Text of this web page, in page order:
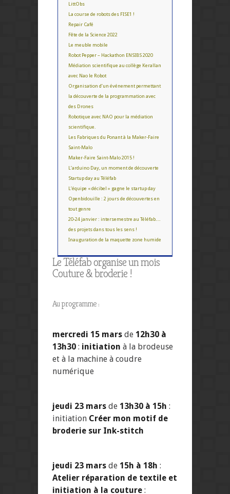
LittObs
La course de robots des FISE1 !
Repair Café
Fête de la Science 2022
Le meuble mobile
Robot Pepper – Hackathon ENSIBS 2020
Médiation scientifique au collège Kerallan
avec Nao le Robot
Organisation d’un événement permettant
la découverte de la programmation avec
des Drones
Robotique avec NAO pour la médiation
scientifique.
Les Fabriques du Ponant à la Maker-Faire
Saint-Malo
Maker-Faire Saint-Malo 2015 !
L’arduino Day, un moment de découverte
Startup day au Téléfab
L’équipe « décibel » gagne le startup day
Openbidouille : 2 jours de découvertes en
tout genre
20-24 janvier : intersemestre au Téléfab…
des projets dans tous les sens !
Inauguration de la maquette zone humide
Le Téléfab organise un mois
Couture & broderie !
Au programme :
mercredi 15 mars de 12h30 à
13h30 : initiation à la brodeuse
et à la machine à coudre
numérique
jeudi 23 mars de 13h30 à 15h :
initiation Créer mon motif de
broderie sur Ink-stitch
jeudi 23 mars de 15h à 18h :
Atelier réparation de textile et
initiation à la couture :